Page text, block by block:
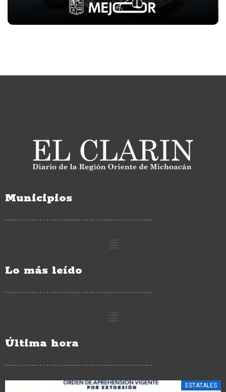
Municipios
Lo más leído
Última hora
ESTATALES